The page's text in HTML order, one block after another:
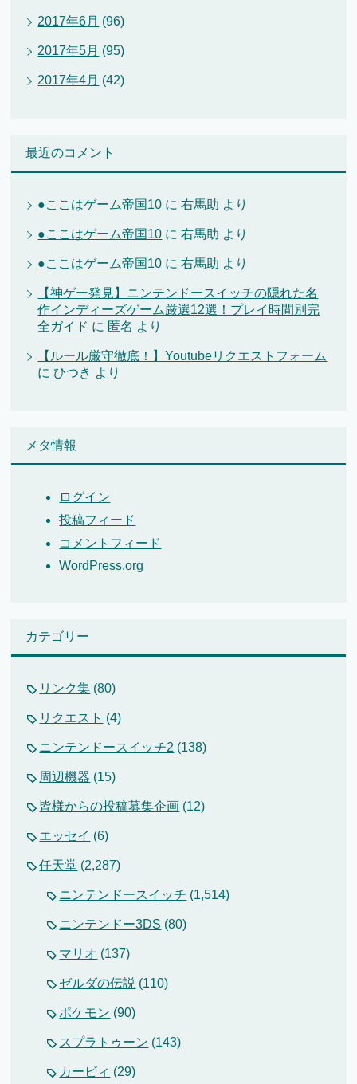
2017年6月 (96)
2017年5月 (95)
2017年4月 (42)
最近のコメント
●ここはゲーム帝国10 に右馬助 より
●ここはゲーム帝国10 に右馬助 より
●ここはゲーム帝国10 に右馬助 より
【神ゲー発見】ニンテンドースイッチの隠れた名
作インディーズゲーム厳選12選！プレイ時間別完
全ガイド に 匿名 より
【ルール厳守徹底！】Youtubeリクエストフォーム
にひつき より
メタ情報
ログイン
投稿フィード
コメントフィード
WordPress.org
カテゴリー
リンク集 (80)
リクエスト (4)
ニンテンドースイッチ2 (138)
周辺機器 (15)
皆様からの投稿募集企画 (12)
エッセイ (6)
任天堂 (2,287)
ニンテンドースイッチ (1,514)
ニンテンドー3DS (80)
マリオ (137)
ゼルダの伝説 (110)
ポケモン (90)
スプラトゥーン (143)
カービィ (29)